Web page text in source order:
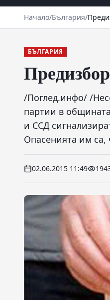
Начало/България/
БЪЛГАРИЯ
/Поглед.инфо/ /
партии в
и ССД
Опасенията им
02.06.2015 11:49